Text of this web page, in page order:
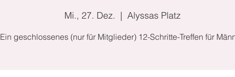
Mi., 27. Dez.
  |
Alyssas Platz
Ein geschlossenes (nur für Mitglieder) 12-Schritte-Treffen für